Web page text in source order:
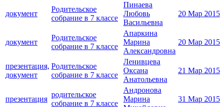
документ
Родительское
собрание в 7 классе
Пинаева
Любовь
Васильевна
20 Мар 2015
документ
Родительское
собрание в 7 классе
Апаркина
Марина
Александровна
20 Мар 2015
презентация,
документ
Родительское
собрание в 7 классе
Ленивцева
Оксана
Анатольевна
21 Мар 2015
презентация
родительское
собрание в 7 классе
Андронова
Марина
31 Мар 2015